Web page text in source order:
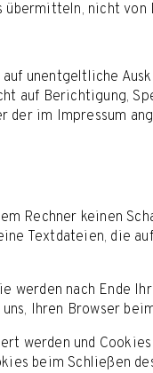
übermitteln, nicht
unentgeltliche
auf Berichtigung,
im Impressum
keinen
Textdateien, die
werden nach Ende
Ihren Browser
werden und
beim Schließen